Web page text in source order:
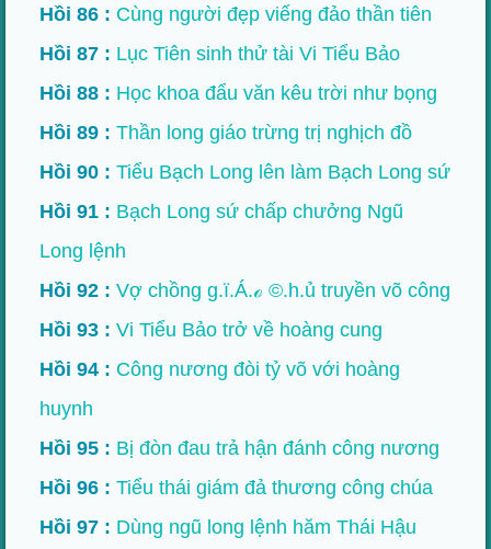
Hồi 86 : Cùng người đẹp viếng đảo thần tiên
Hồi 87 : Lục Tiên sinh thử tài Vi Tiểu Bảo
Hồi 88 : Học khoa đẩu văn kêu trời như bọng
Hồi 89 : Thần long giáo trừng trị nghịch đồ
Hồi 90 : Tiểu Bạch Long lên làm Bạch Long sứ
Hồi 91 : Bạch Long sứ chấp chưởng Ngũ
Long lệnh
Hồi 92 : Vợ chồng g.ï.Á.ℴ ©.h.ủ truyền võ công
Hồi 93 : Vi Tiểu Bảo trở về hoàng cung
Hồi 94 : Công nương đòi tỷ võ với hoàng
huynh
Hồi 95 : Bị đòn đau trả hận đánh công nương
Hồi 96 : Tiểu thái giám đả thương công chúa
Hồi 97 : Dùng ngũ long lệnh hăm Thái Hậu